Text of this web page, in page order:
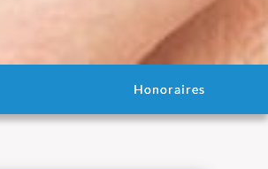
Honoraires